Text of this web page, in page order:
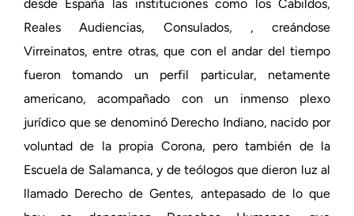
desde España las instituciones como los Cabildos,
Reales Audiencias, Consulados, , creándose
Virreinatos, entre otras, que con el andar del tiempo
fueron tomando un perfil particular, netamente
americano, acompañado con un inmenso plexo
jurídico que se denominó Derecho Indiano, nacido por
voluntad de la propia Corona, pero también de la
Escuela de Salamanca, y de teólogos que dieron luz al
llamado Derecho de Gentes, antepasado de lo que